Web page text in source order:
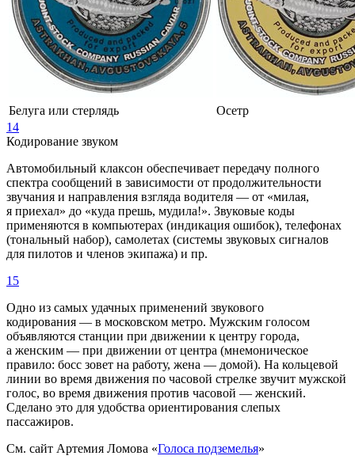
Белуга или стерлядь
Осетр
14
Кодирование звуком
Автомобильный клаксон обеспечивает передачу полного
спектра сообщений в зависимости от продолжительности
звучания и направления взгляда водителя — от «милая,
я приехал» до «куда прешь, мудила!». Звуковые коды
применяются в компьютерах (индикация ошибок), телефонах
(тональный набор), самолетах (системы звуковых сигналов
для пилотов и членов экипажа) и пр.
15
Одно из самых удачных применений звукового
кодирования — в московском метро. Мужским голосом
объявляются станции при движении к центру города,
а женским — при движении от центра (мнемоническое
правило: босс зовет на работу, жена — домой). На кольцевой
линии во время движения по часовой стрелке звучит мужской
голос, во время движения против часовой — женский.
Сделано это для удобства ориентирования слепых
пассажиров.
См. сайт Артемия Ломова «Голоса подземелья»